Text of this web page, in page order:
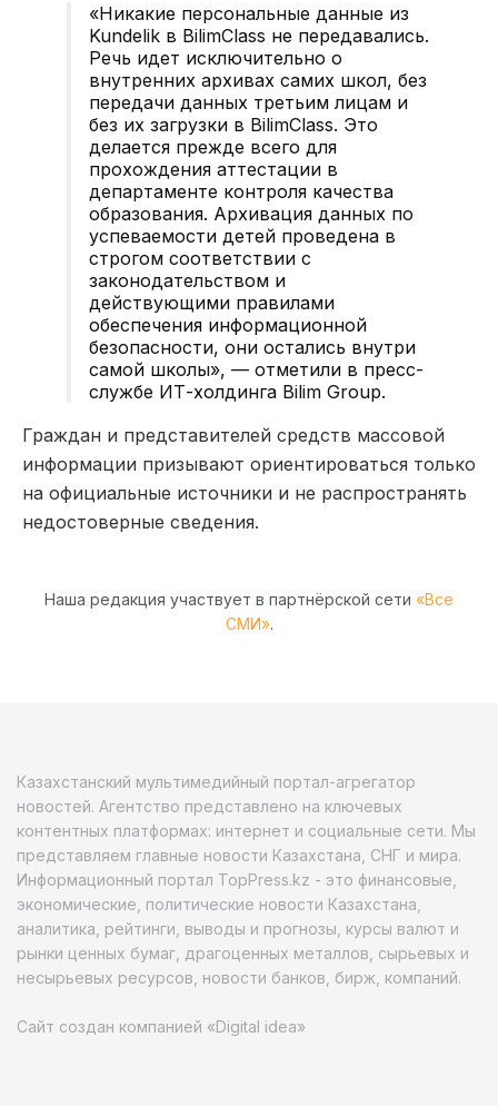
«Никакие персональные данные из
Kundelik в BilimClass не передавались.
Речь идет исключительно о
внутренних архивах самих школ, без
передачи данных третьим лицам и
без их загрузки в BilimClass. Это
делается прежде всего для
прохождения аттестации в
департаменте контроля качества
образования. Архивация данных по
успеваемости детей проведена в
строгом соответствии с
законодательством и
действующими правилами
обеспечения информационной
безопасности, они остались внутри
самой школы», — отметили в пресс-
службе ИТ-холдинга Bilim Group.
Граждан и представителей средств массовой
информации призывают ориентироваться только
на официальные источники и не распространять
недостоверные сведения.
Наша редакция участвует в партнёрской сети «Все
СМИ».
Казахстанский мультимедийный портал-агрегатор
новостей. Агентство представлено на ключевых
контентных платформах: интернет и социальные сети. Мы
представляем главные новости Казахстана, СНГ и мира.
Информационный портал TopPress.kz - это финансовые,
экономические, политические новости Казахстана,
аналитика, рейтинги, выводы и прогнозы, курсы валют и
рынки ценных бумаг, драгоценных металлов, сырьевых и
несырьевых ресурсов, новости банков, бирж, компаний.
Сайт создан компанией «Digital idea»